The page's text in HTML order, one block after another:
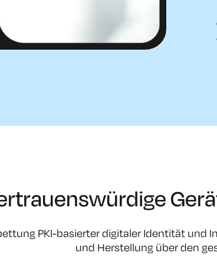
PKI-basierter digitaler Identität und
und Herstellung über den